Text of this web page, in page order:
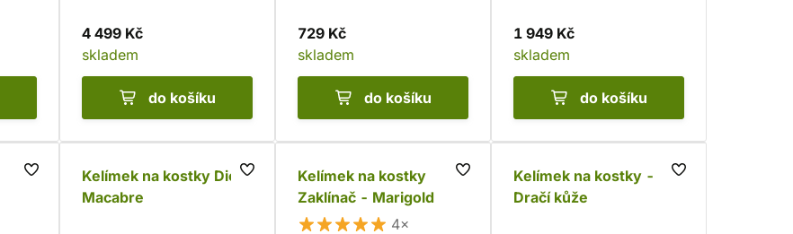
4 499 Kč
skladem
do košíku
729 Kč
skladem
do košíku
1 949 Kč
skladem
do košíku
Kelímek na kostky Dice
Macabre
Kelímek na kostky
Zaklínač - Marigold
4×
Kelímek na kostky -
Dračí kůže